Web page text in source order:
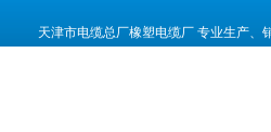
天津市电缆总厂橡塑电缆厂 专业生产、